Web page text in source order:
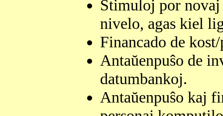
Stimuloj por
nivelo, agas kiel
Financado de
Antaŭenpuŝo de
datumbankoj.
Antaŭenpuŝo kaj